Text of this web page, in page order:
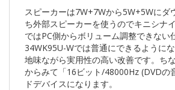
スピーカーは7W+7Wから5W+5Wにダ
ち外部スピーカーを使うのでキニシナ
ではPC側からボリューム調整できない
34WK95U-Wでは普通にできるように
地味ながら実用性の高い改善です。ち
からみて「16ビット/48000Hz (DVDの
ドデバイスになります。